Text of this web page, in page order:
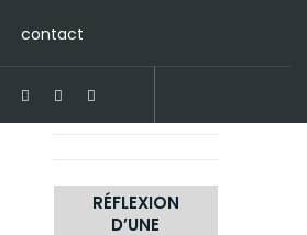
contact
RÉFLEXION
D’UNE